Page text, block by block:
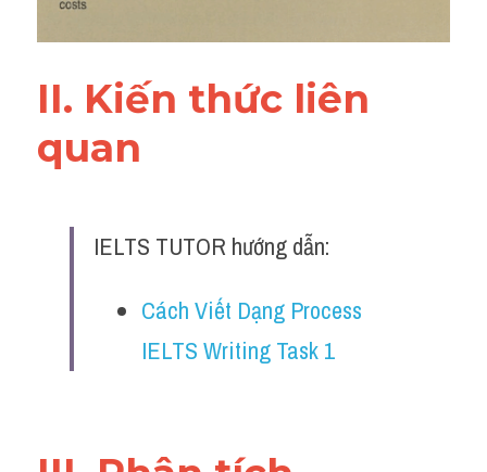
II. Kiến thức liên
quan
IELTS TUTOR hướng dẫn:
Cách Viết Dạng Process
IELTS Writing Task 1